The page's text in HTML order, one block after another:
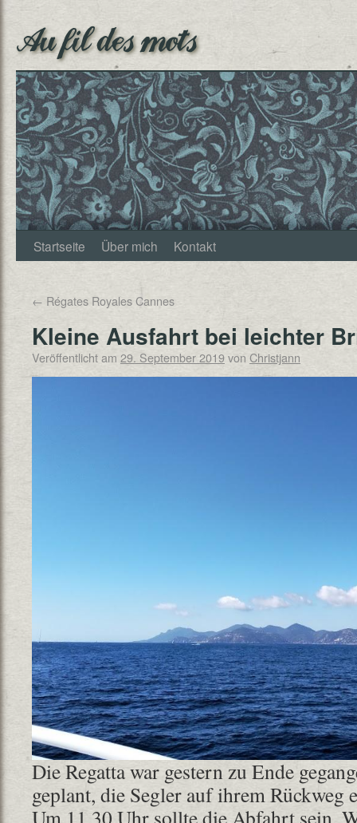
Au fil des mots
Startseite Über mich Kontakt
← Régates Royales Cannes
Kleine Ausfahrt bei leichter
Veröffentlicht am 29. September 2019von Christjann
Die Regatta war gestern zu Ende
geplant, die Segler auf ihrem Rückweg
Um 11.30 Uhr sollte die Abfahrt sein.